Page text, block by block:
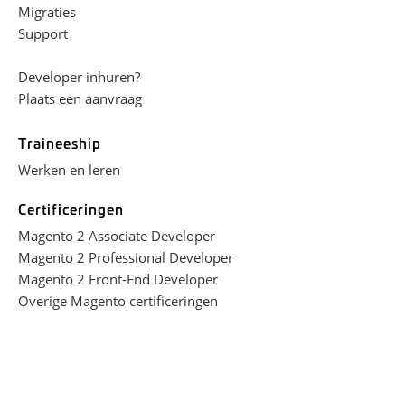
Migraties
Support
Developer inhuren?
Plaats een aanvraag
Traineeship
Werken en leren
Certificeringen
Magento 2 Associate Developer
Magento 2 Professional Developer
Magento 2 Front-End Developer
Overige Magento certificeringen